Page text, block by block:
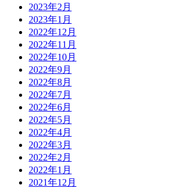
2023年2月
2023年1月
2022年12月
2022年11月
2022年10月
2022年9月
2022年8月
2022年7月
2022年6月
2022年5月
2022年4月
2022年3月
2022年2月
2022年1月
2021年12月